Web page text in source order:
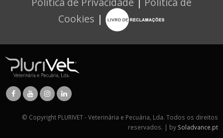
Cookies |
© Copyright PLURIVET - Veterinária e Pecuária, Lda. Todos os direitos
reservados. | by Soladvance.pt